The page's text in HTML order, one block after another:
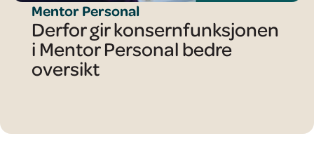
Mentor Personal
Derfor gir konsernfunksjonen
i Mentor Personal bedre
oversikt